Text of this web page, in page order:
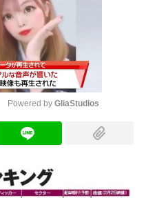
Powered by GliaStudios